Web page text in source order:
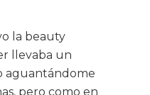
la beauty
llevaba un
aguantándome
pero como en